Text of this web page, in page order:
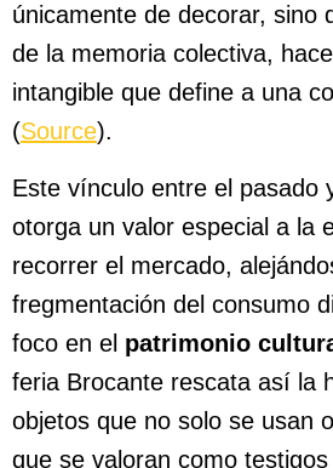
únicamente de decorar, sino
de la memoria colectiva,
intangible que define a una
(Source).
Este vínculo entre el pasado
otorga un valor especial a la
recorrer el mercado,
fregmentación del consumo
foco en el patrimonio
feria Brocante rescata así la
objetos que no solo se usan
que se valoran como testigos